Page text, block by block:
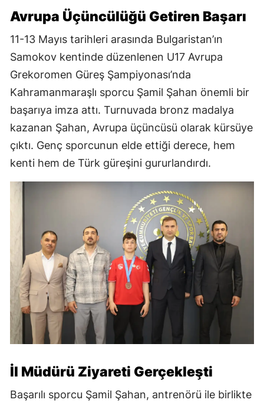
Avrupa Üçüncülüğü Getiren Başarı
11-13 Mayıs tarihleri arasında Bulgaristan’ın
Samokov kentinde düzenlenen U17 Avrupa
Grekoromen Güreş Şampiyonası’nda
Kahramanmaraşlı sporcu Şamil Şahan önemli bir
başarıya imza attı. Turnuvada bronz madalya
kazanan Şahan, Avrupa üçüncüsü olarak kürsüye
çıktı. Genç sporcunun elde ettiği derece, hem
kenti hem de Türk güreşini gururlandırdı.
İl Müdürü Ziyareti Gerçekleşti
Başarılı sporcu Şamil Şahan, antrenörü ile birlikte